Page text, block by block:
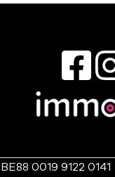
0019 9122 0141